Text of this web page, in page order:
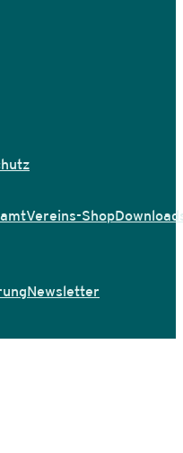
Vereins-Shop
Newsletter